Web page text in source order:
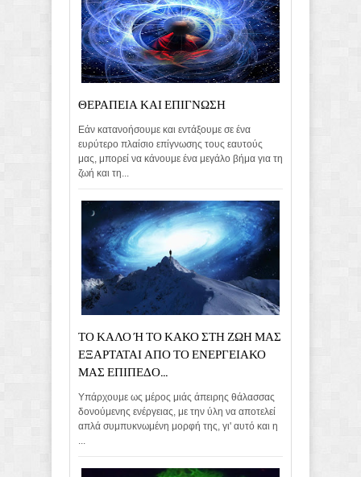
ΘΕΡΑΠΕΙΑ ΚΑΙ ΕΠΙΓΝΩΣΗ
Εάν κατανοήσουμε και εντάξουμε σε ένα
ευρύτερο πλαίσιο επίγνωσης τους εαυτούς
μας, μπορεί να κάνουμε ένα μεγάλο βήμα για τη
ζωή και τη...
ΤΟ ΚΑΛΟ Ή ΤΟ ΚΑΚΟ ΣΤΗ ΖΩΗ ΜΑΣ
ΕΞΑΡΤΑΤΑΙ ΑΠΟ ΤΟ ΕΝΕΡΓΕΙΑΚΟ
ΜΑΣ ΕΠΙΠΕΔΟ...
Υπάρχουμε ως μέρος μιάς άπειρης θάλασσας
δονούμενης ενέργειας, με την ύλη να αποτελεί
απλά συμπυκνωμένη μορφή της, γι' αυτό και η
...